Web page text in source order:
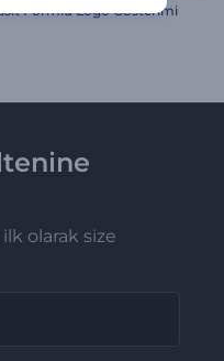
Formlu Logo Gösterimi
olarak size